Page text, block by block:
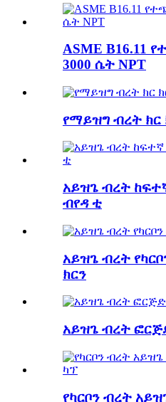
ASME B16.11
3000 ሴት NPT
የማይዝግ ብረት ክር
አይዝጌ ብረት
ብየዳ ቲ
አይዝጌ ብረት
ክርን
አይዝጌ ብረት
የካርቦን ብረት